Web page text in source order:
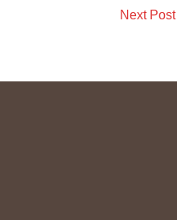
Next Post